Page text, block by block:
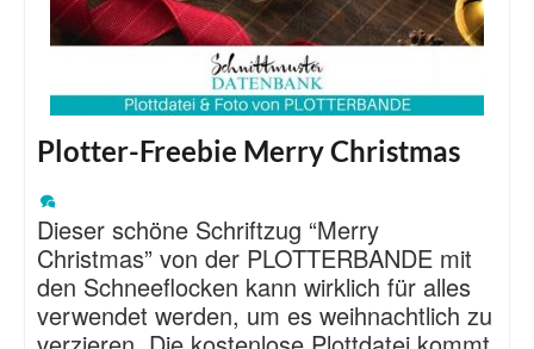
Plotter-Freebie Merry Christmas
Dieser schöne Schriftzug “Merry
Christmas” von der PLOTTERBANDE mit
den Schneeflocken kann wirklich für alles
verwendet werden, um es weihnachtlich zu